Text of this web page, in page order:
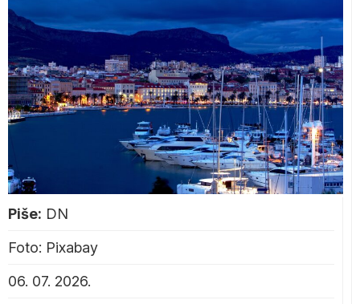
Piše: DN
Foto: Pixabay
06. 07. 2026.